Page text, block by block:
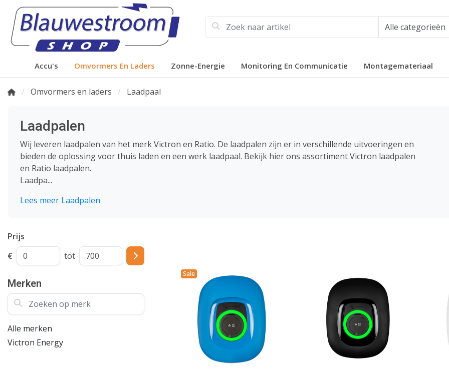
Accu's Omvormers En Laders Zonne-Energie Monitoring En Communicatie Montagemateriaal
Omvormers en laders Laadpaal
Laadpalen
Wij leveren laadpalen van het merk Victron en Ratio. De laadpalen zijn er in verschillende uitvoeringen en
bieden de oplossing voor thuis laden en een werk laadpaal. Bekijk hier ons assortiment Victron laadpalen
en Ratio laadpalen.
Laadpa...
Lees meer Laadpalen
Prijs
€
tot
Merken
Zoeken op merk
Alle merken
Victron Energy
Sale